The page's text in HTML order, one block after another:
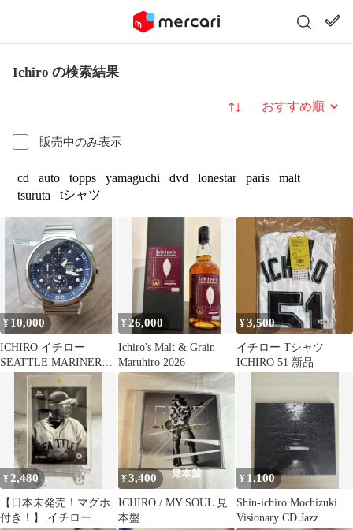
Ichiro の検索結果
販売中のみ表示
並び替え
cd auto topps yamaguchi dvd lonestar paris
malt
tsuruta
tシャツ
¥ 10,000
ICHIRO イチロー
SEATTLE MARINERS
腕時計 限定品
¥ 26,000
Ichiro's Malt & Grain
Maruhiro 2026
¥3,500
イチロー Tシャツ
ICHIRO 51 新品
¥ 2,480
【日本未発売！マグホ
付き！】 イチロー
¥3,400
ICHIRO / MY SOUL 見
本盤
¥ 1,100
Shin-ichiro Mochizuki
Visionary CD Jazz